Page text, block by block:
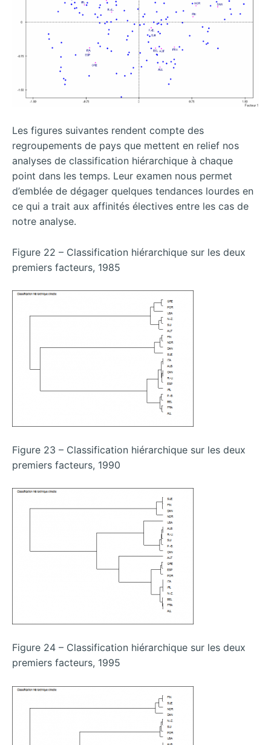
Les figures suivantes rendent compte des
regroupements de pays que mettent en relief nos
analyses de classification hiérarchique à chaque
point dans les temps. Leur examen nous permet
d’emblée de dégager quelques tendances lourdes en
ce qui a trait aux affinités électives entre les cas de
notre analyse.
Figure 22 – Classification hiérarchique sur les deux
premiers facteurs, 1985
Figure 23 – Classification hiérarchique sur les deux
premiers facteurs, 1990
Figure 24 – Classification hiérarchique sur les deux
premiers facteurs, 1995